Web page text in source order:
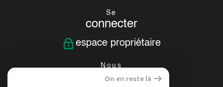
Se
connecter
espace propriétaire
Nous
suivre
On en reste là